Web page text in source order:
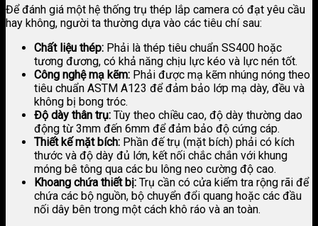
Để đánh giá một hệ thống trụ thép lắp camera có đạt yêu cầu
hay không, người ta thường dựa vào các tiêu chí sau:
Chất liệu thép: Phải là thép tiêu chuẩn SS400 hoặc
tương đương, có khả năng chịu lực kéo và lực nén tốt.
Công nghệ mạ kẽm: Phải được mạ kẽm nhúng nóng theo
tiêu chuẩn ASTM A123 để đảm bảo lớp mạ dày, đều và
không bị bong tróc.
Độ dày thân trụ: Tùy theo chiều cao, độ dày thường dao
động từ 3mm đến 6mm để đảm bảo độ cứng cáp.
Thiết kế mặt bích: Phần đế trụ (mặt bích) phải có kích
thước và độ dày đủ lớn, kết nối chắc chắn với khung
móng bê tông qua các bu lông neo cường độ cao.
Khoang chứa thiết bị: Trụ cần có cửa kiểm tra rộng rãi để
chứa các bộ nguồn, bộ chuyển đổi quang hoặc các đầu
nối dây bên trong một cách khô ráo và an toàn.